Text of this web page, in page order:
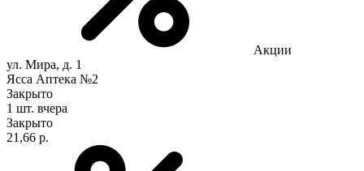
Акции
ул. Мира, д. 1
Ясса Аптека №2
Закрыто
1 шт. вчера
Закрыто
21,66 р.